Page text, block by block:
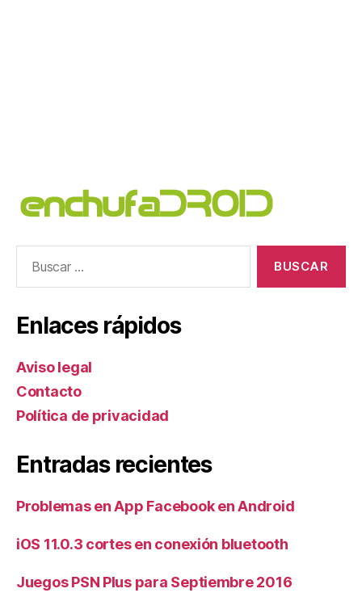
Enlaces rápidos
Aviso legal
Contacto
Política de privacidad
Entradas recientes
Problemas en App Facebook en Android
iOS 11.0.3 cortes en conexión bluetooth
Juegos PSN Plus para Septiembre 2016